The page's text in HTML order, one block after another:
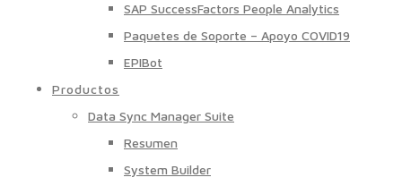
SAP SuccessFactors People Analytics
Paquetes de Soporte – Apoyo COVID19
EPIBot
Productos
Data Sync Manager Suite
Resumen
System Builder